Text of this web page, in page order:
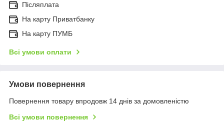
Післяплата
На карту Приватбанку
На карту ПУМБ
Всі умови оплати
Умови повернення
Повернення товару впродовж 14 днів за домовленістю
Всі умови повернення